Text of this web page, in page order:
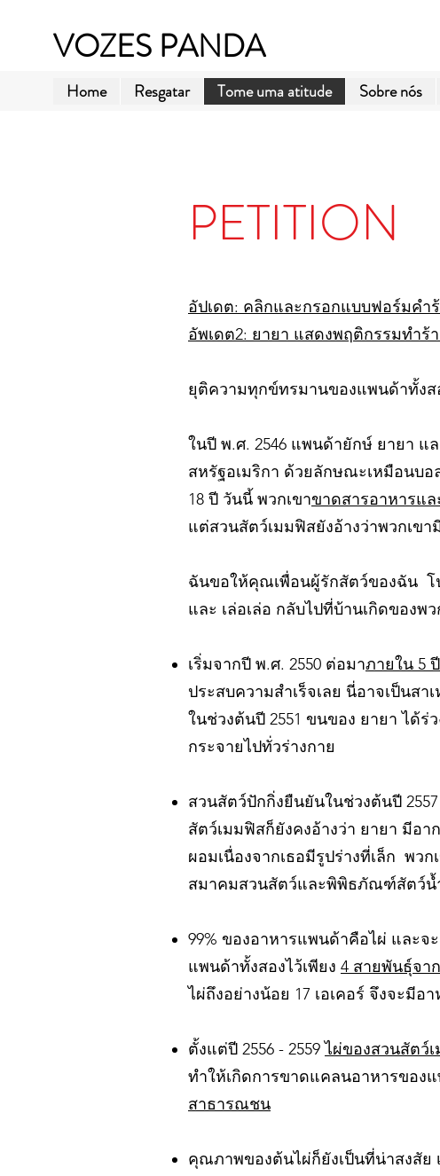
VOZES PANDA
Home Resgatar Tome uma atitude Sobre nós
PETITION
อัปเดต: คลิกและกรอกแบบฟอร์มคำ
อัพเดต2: ยายา แสดงพฤติกรรมทำร้า
ยุติความทุกข์ทรมานของแพนด้าทั้งส
ในปี พ.ศ. 2546 แพนด้ายักษ์ ยายา แ
สหรัฐอเมริกา ด้วยลักษณะเหมือนบ
18 ปี วันนี้ พวกเขาขาดสารอาหารแ
แต่สวนสัตว์เมมฟิสยังอ้างว่าพวกเขา
ฉันขอให้คุณเพื่อนผู้รักสัตว์ของฉัน โ
และ เล่อเล่อ กลับไปที่บ้านเกิดของพ
เริ่มจากปี พ.ศ. 2550 ต่อมาภายใน 5
ประสบความสำเร็จเลย นี่อาจเป็นส
ในช่วงต้นปี 2551 ขนของ ยายา ได้ร่
กระจายไปทั่วร่างกาย
สวนสัตว์ปักกิ่งยืนยันในช่วงต้นปี
สัตว์เมมฟิสก็ยังคงอ้างว่า ยายา มีอ
ผอมเนื่องจากเธอมีรูปร่างที่เล็ก พว
สมาคมสวนสัตว์และพิพิธภัณฑ์สัตว์น้
99% ของอาหารแพนด้าคือไผ่ และ
แพนด้าทั้งสองไว้เพียง 4 สายพันธุ์จา
ไผ่ถึงอย่างน้อย 17 เอเคอร์ จึงจะมี
ตั้งแต่ปี 2556 - 2559ไผ่ของสวนสัตว์
ทำให้เกิดการขาดแคลนอาหารของ
สาธารณชน
คุณภาพของต้นไผ่ก็ยังเป็นที่น่าสงสัย